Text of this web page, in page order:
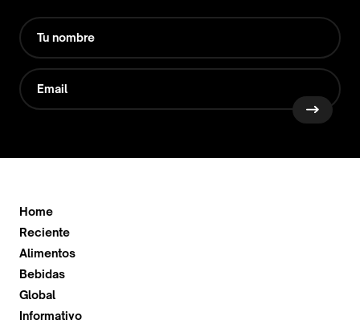
Home
Reciente
Alimentos
Bebidas
Global
Informativo